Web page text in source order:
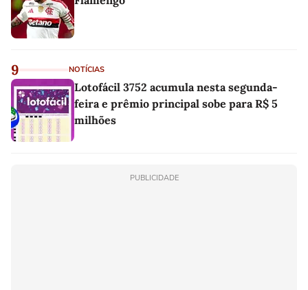
9 NOTÍCIAS
Lotofácil 3752 acumula nesta segunda-
feira e prêmio principal sobe para R$ 5
milhões
PUBLICIDADE